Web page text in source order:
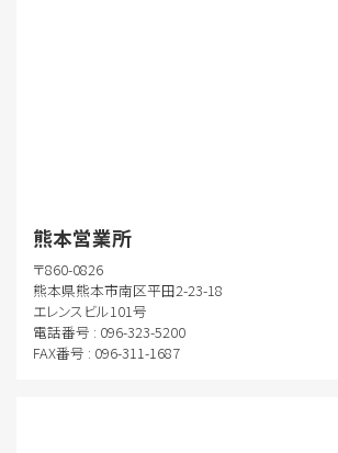
熊本営業所
〒860-0826
熊本県熊本市南区平田2-23-18
エレンスビル101号
電話番号 : 096-323-5200
FAX番号 : 096-311-1687